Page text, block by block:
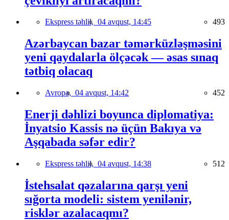
Ekspress təhlil, 04 avqust, 14:45 493
Azərbaycan bazar təmərküzləşməsini
yeni qaydalarla ölçəcək — əsas sınaq
tətbiq olacaq
Avropa, 04 avqust, 14:42 452
Enerji dəhlizi boyunca diplomatiya:
İnyatsio Kassis nə üçün Bakıya və
Aşqabada səfər edir?
Ekspress təhlil, 04 avqust, 14:38 512
İstehsalat qəzalarına qarşı yeni
sığorta modeli: sistem yenilənir,
risklər azalacaqmı?